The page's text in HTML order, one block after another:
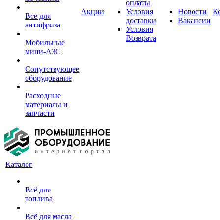
Все для
антифриза
Мобильные
мини-АЗС
Сопутствующее
оборудование
Расходные
материалы и
запчасти
Акции
оплаты
Условия
доставки
Условия
Возврата
Новости
Вакансии
Каталог
Всё для
топлива
Всё для масла